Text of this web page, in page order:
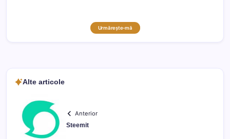
Urmărește-mă
Alte articole
Anterior
Steemit